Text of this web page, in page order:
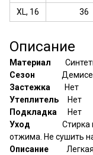
XL, 16
36
Описание
Материал
Сезон
Застежка
Нет
Утеплитель
Нет
Подкладка
Нет
Уход
Стирка
отжима. Не сушить
Описание